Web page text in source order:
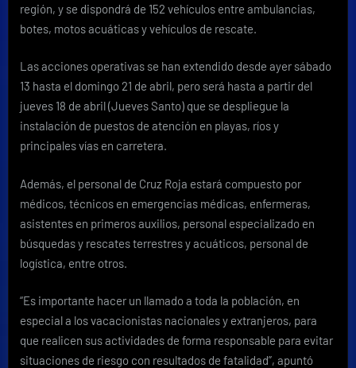
región, y se dispondrá de 152 vehículos entre ambulancias,
botes, motos acuáticas y vehículos de rescate.
Las acciones operativas se han extendido desde ayer sábado
13 hasta el domingo 21 de abril, pero será hasta a partir del
jueves 18 de abril (Jueves Santo) que se despliegue la
instalación de puestos de atención en playas, ríos y
principales vías en carretera.
Además, el personal de Cruz Roja estará compuesto por
médicos, técnicos en emergencias médicas, enfermeras,
asistentes en primeros auxilios, personal especializado en
búsquedas y rescates terrestres y acuáticos, personal de
logística, entre otros.
“Es importante hacer un llamado a toda la población, en
especial a los vacacionistas nacionales y extranjeros, para
que realicen sus actividades de forma responsable para evitar
situaciones de riesgo con resultados de fatalidad”, apuntó